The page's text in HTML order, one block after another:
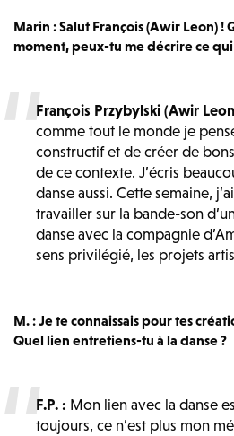
Marin : Salut François (Awir Leon) !
moment, peux-tu me décrire ce qui
François Przybylski (Awir
comme tout le monde je
constructif et de créer de
de ce contexte. J’écris
danse aussi. Cette semaine,
travailler sur la bande-son
danse avec la compagnie
sens privilégié, les projets
M. : Je te connaissais pour tes
Quel lien entretiens-tu à la danse ?
F.P. : Mon lien avec la danse
toujours, ce n’est plus mon